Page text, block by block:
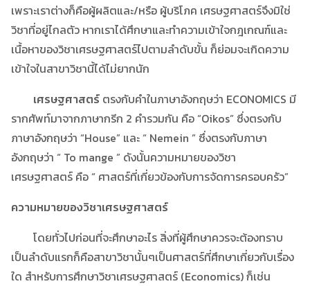
เพราะเราต่างก็คือผู้ผลิตและ/หรือ ผู้บริโภค เศรษฐศาสตร์จึงมิใช่
วิชาที่อยู่ไกลตัว หากเราได้ศึกษาและทำความเข้าใจกฎเกณฑ์และ
เนื้อหาของวิชาเศรษฐศาสตร์ไปตามลำดับขั้น ก็ย่อมจะเกิดความ
เข้าใจในสาขาวิชานี้ได้ไม่ยากนัก
เศรษฐศาสตร์ ตรงกับคำในภาษาอังกฤษว่า ECONOMICS มี
รากศัพท์มาจากภาษากรีก 2 คำรวมกัน คือ “Oikos” ซึ่งตรงกับ
ภาษาอังกฤษว่า “House” และ “ Nemein ” ซึ่งตรงกับภาษา
อังกฤษว่า “ To mange ” ดังนั้นความหมายของวิชา
เศรษฐศาสตร์ คือ “ ศาสตร์ที่เกี่ยวข้องกับการจัดการครอบครัว”
ความหมายของวิชาเศรษฐศาสตร์
โดยทั่วไปก่อนที่จะศึกษาอะไร สิ่งที่ผู้ศึกษาควรจะต้องทราบ
เป็นลำดับแรกก็คือสาขาวิชานั้นๆเป็นศาสตร์ที่ศึกษาเกี่ยวกับเรื่อง
ใด สำหรับการศึกษาวิชาเศรษฐศาสตร์ (Economics) ก็เช่น